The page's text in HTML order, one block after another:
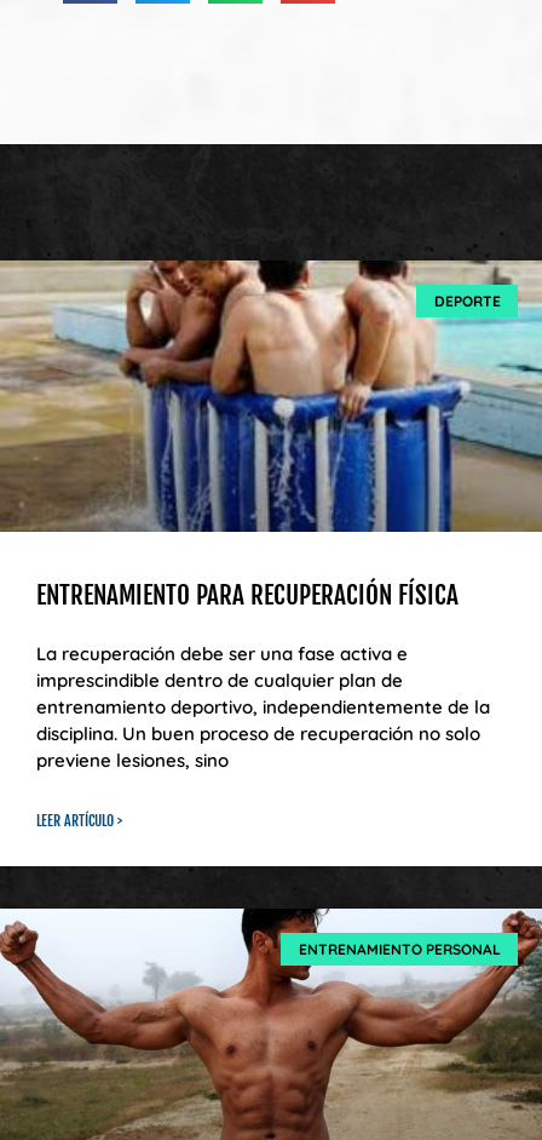
DEPORTE
ENTRENAMIENTO PARA RECUPERACIÓN FÍSICA
La recuperación debe ser una fase activa e
imprescindible dentro de cualquier plan de
entrenamiento deportivo, independientemente de la
disciplina. Un buen proceso de recuperación no solo
previene lesiones, sino
LEER ARTÍCULO >
ENTRENAMIENTO PERSONAL